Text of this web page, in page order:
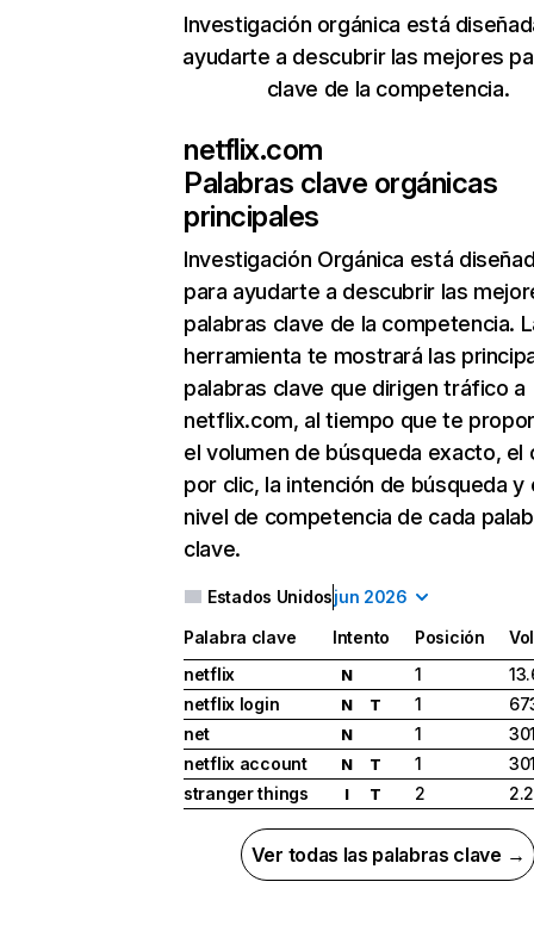
Investigación orgánica está
ayudarte a descubrir las mejores
clave de la competencia.
netflix.com
Palabras clave orgánicas
principales
Investigación Orgánica está
para ayudarte a descubrir las
palabras clave de la competencia.
herramienta te mostrará las
palabras clave que dirigen tráfico a
netflix.com, al tiempo que te
el volumen de búsqueda exacto, el
por clic, la intención de búsqueda y
nivel de competencia de cada
clave.
Estados Unidosjun 2026
Palabra clave Intento Posición
netflix
N 1
netflix login
N T 1
net
N 1
netflix account
N T 1
stranger things
I T 2
Ver todas las palabras clave →